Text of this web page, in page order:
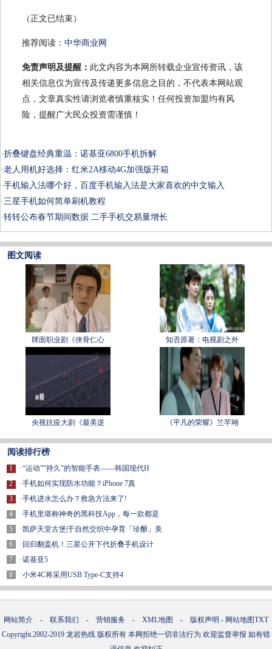
（正文已结束）
推荐阅读： 中华商业网
免责声明及提醒： 此文内容为本网所转载企业宣传资讯，该
相关信息仅为宣传及传递更多信息之目的，不代表本网站观
点，文章真实性请浏览者慎重核实！任何投资加盟均有风
险，提醒广大民众投资需谨慎！
·折叠键盘经典重温：诺基亚6800手机拆解
·老人用机好选择：红米2A移动4G加强版开箱
·手机输入法哪个好，百度手机输入法是大家喜欢的中文输入
·三星手机如何简单刷机教程
·转转公布春节期间数据 二手手机交易量增长
图文阅读
牌面职业剧《侠骨仁心 知否原著：电视剧之外
央视抗疫大剧《最美逆 《平凡的荣耀》兰芊翊
阅读排行榜
1
2
3
4
5
6
7
8
·“运动”“持久”的智能手表——韩国现代H
·手机如何实现防水功能？iPhone 7真
·手机进水怎么办？救急方法来了!
·手机里堪称神奇的黑科技App，每一款都是
·凯萨天堂古堡|于自然交织中孕育「珍酿」美
· 回归翻盖机！三星公开下代折叠手机设计
·诺基亚5
·小米4C将采用USB Type-C支持4
网站简介 - 联系我们 - 营销服务 - XML地图 - 版权声明 - 网站地图TXT
Copyright.2002-2019 龙岩热线 版权所有 本网拒绝一切非法行为 欢迎监督举报 如有错